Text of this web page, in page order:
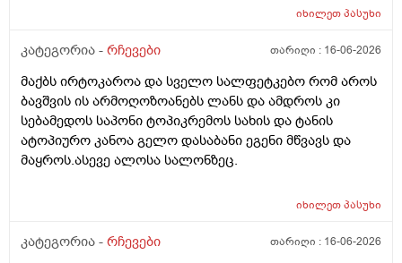
იხილეთპასუხი
კატეგორია - რჩევები თარიღი : 16-06-2026
მაქბს ირტოკაროა და სველო სალფეტკებო რომ აროს
ბავშვის ის არმოღოზოანებს ლანს და ამდროს კი
სებამედოს საპონი ტოპიკრემოს სახის და ტანის
ატოპიურო კანოა გელო დასაბანი ეგენი მწვავს და
მაყროს.ასევე ალოსა სალონზეც.
იხილეთპასუხი
კატეგორია - რჩევები თარიღი : 16-06-2026